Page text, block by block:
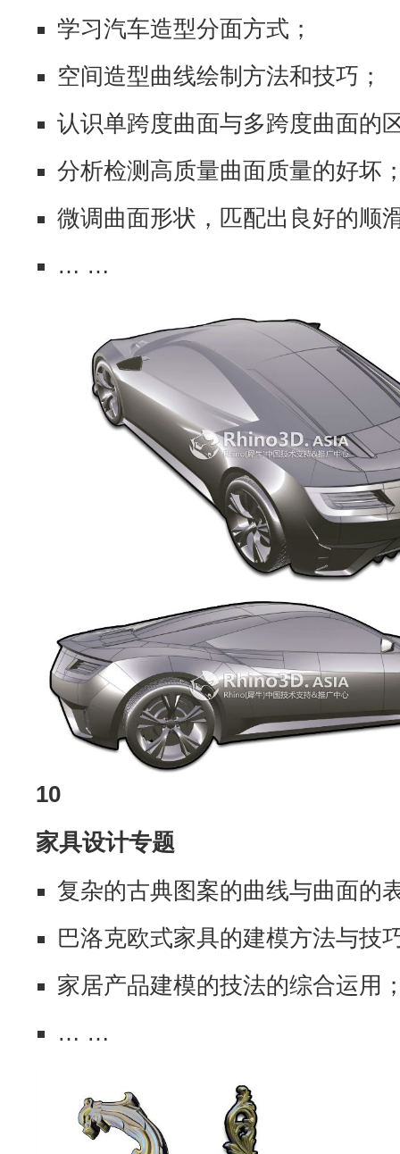
学习汽车造型分面方式；
空间造型曲线绘制方法和技巧；
认识单跨度曲面与多跨度曲面的
分析检测高质量曲面质量的好坏
微调曲面形状，匹配出良好的顺
… …
10
家具设计专题
复杂的古典图案的曲线与曲面的
巴洛克欧式家具的建模方法与技
家居产品建模的技法的综合运用
… …